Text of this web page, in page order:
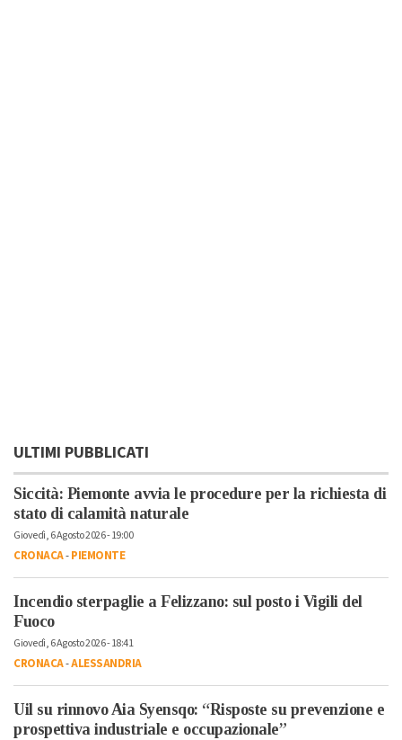
ULTIMI PUBBLICATI
Siccità: Piemonte avvia le procedure per la richiesta di
stato di calamità naturale
Giovedì, 6 Agosto 2026 - 19:00
CRONACA-PIEMONTE
Incendio sterpaglie a Felizzano: sul posto i Vigili del
Fuoco
Giovedì, 6 Agosto 2026 - 18:41
CRONACA-ALESSANDRIA
Uil su rinnovo Aia Syensqo: “Risposte su prevenzione e
prospettiva industriale e occupazionale”